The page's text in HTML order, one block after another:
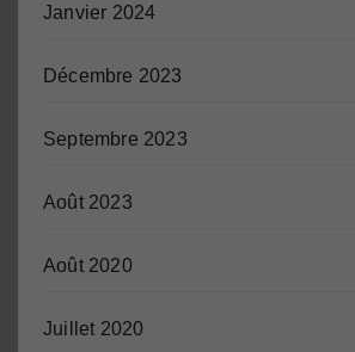
Janvier 2024
Décembre 2023
Septembre 2023
Août 2023
Août 2020
Juillet 2020